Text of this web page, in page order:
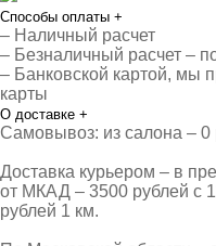
Способы оплаты +
– Наличный расчет
– Безналичный расчет –
– Банковской картой, мы
карты
О доставке +
Самовывоз: из салона – 0
Доставка курьером – в
от МКАД – 3500 рублей с
рублей 1 км.